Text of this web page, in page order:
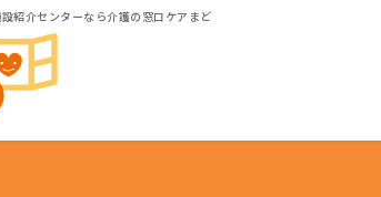
紹介センターなら介護の窓口ケアまど